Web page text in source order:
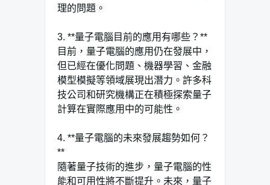
理的問題。
3. **量子電腦目前的應用有哪些？**
目前，量子電腦的應用仍在發展中，
但已經在優化問題、機器學習、金融
模型模擬等領域展現出潛力。許多科
技公司和研究機構正在積極探索量子
計算在實際應用中的可能性。
4. **量子電腦的未來發展趨勢如何？
**
隨著量子技術的進步，量子電腦的性
能和可用性將不斷提升。未來，量子